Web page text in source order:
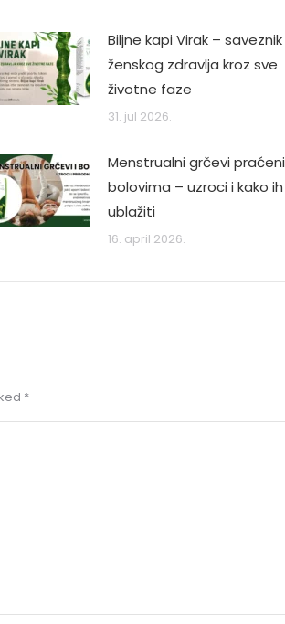
Biljne kapi Virak – saveznik
ženskog zdravlja kroz sve
životne faze
31. jul 2026.
Menstrualni grčevi praćeni
bolovima – uzroci i kako ih
ublažiti
16. april 2026.
*